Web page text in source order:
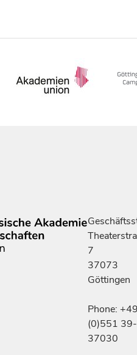
7
37073
Göttingen
Phone:
(0)551 39-
37030